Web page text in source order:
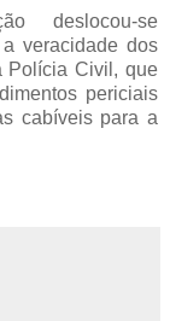
deslocou-se
veracidade dos
Polícia Civil, que
periciais
cabíveis para a